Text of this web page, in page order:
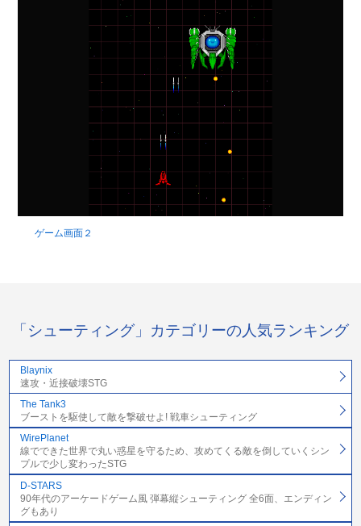
ゲーム画面２
「シューティング」カテゴリーの人気ランキング
Blaynix
速攻・近接破壊STG
The Tank3
ブーストを駆使して敵を撃破せよ! 戦車シューティング
WirePlanet
線でできた世界で丸い惑星を守るため、攻めてくる敵を倒していくシン
プルで少し変わったSTG
D-STARS
90年代のアーケードゲーム風 弾幕縦シューティング 全6面、エンディン
グもあり